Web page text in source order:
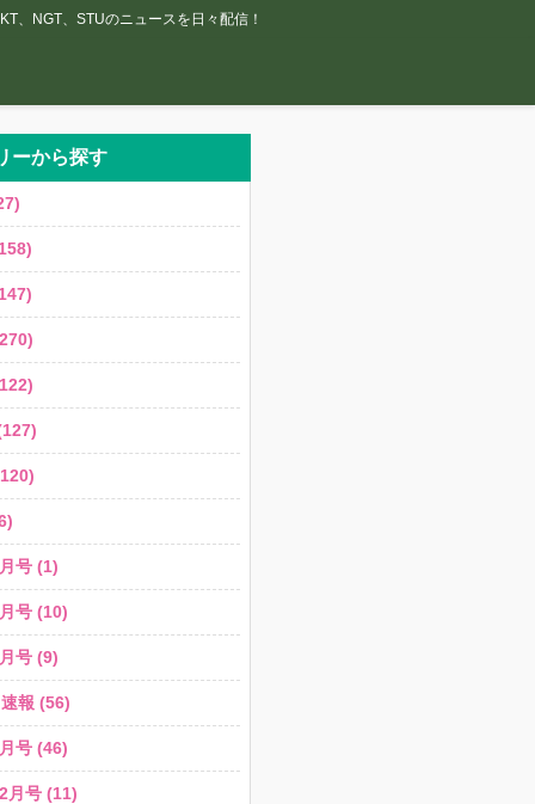
、NGT、STUのニュースを日々配信！
ーから探す
号 (1)
号 (10)
号 (9)
報 (56)
号 (46)
月号 (11)